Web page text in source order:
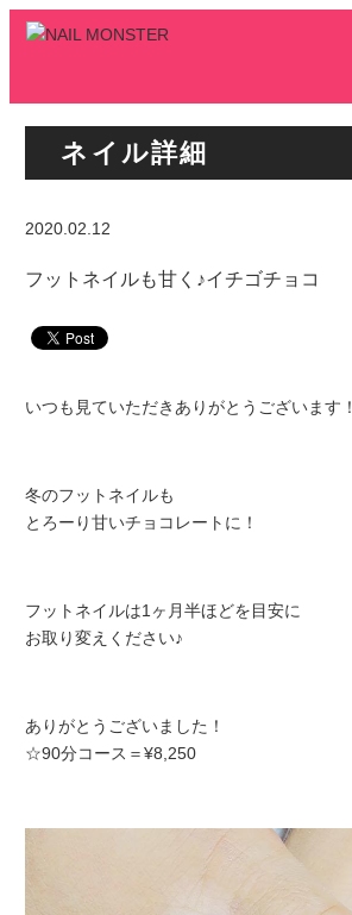
ネイル詳細
2020.02.12
フットネイルも甘く♪イチゴチョコ
いつも見ていただきありがとうございます！
冬のフットネイルも
とろーり甘いチョコレートに！
フットネイルは1ヶ月半ほどを目安に
お取り変えください♪
ありがとうございました！
☆90分コース＝¥8,250